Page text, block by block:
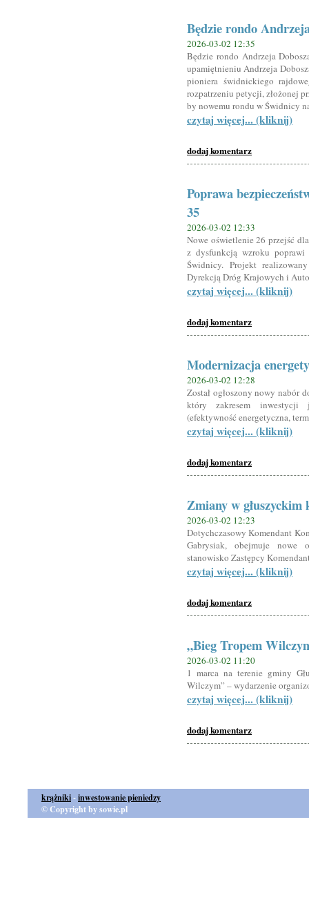
Będzie rondo
2026-03-02 12:35
Będzie rondo Andrzeja
upamiętnieniu Andrzeja
pioniera świdnickiego
rozpatrzeniu petycji, złożonej
by nowemu rondu w Świdnicy
czytaj więcej... (kliknij)
dodaj komentarz
Poprawa
35
2026-03-02 12:33
Nowe oświetlenie 26 przejść
z dysfunkcją wzroku
Świdnicy. Projekt
Dyrekcją Dróg Krajowych i
czytaj więcej... (kliknij)
dodaj komentarz
Modernizacja
2026-03-02 12:28
Został ogłoszony nowy nabór
który zakresem
(efektywność energetyczna,
czytaj więcej... (kliknij)
dodaj komentarz
Zmiany w głuszyckim
2026-03-02 12:23
Dotychczasowy Komendant
Gabrysiak, obejmuje nowe
stanowisko Zastępcy
czytaj więcej... (kliknij)
dodaj komentarz
„Bieg Tropem
2026-03-02 11:20
1 marca na terenie gminy
Wilczym” – wydarzenie
czytaj więcej... (kliknij)
dodaj komentarz
krążniki-inwestowanie pieniedzy
© Copyright by sowie.pl